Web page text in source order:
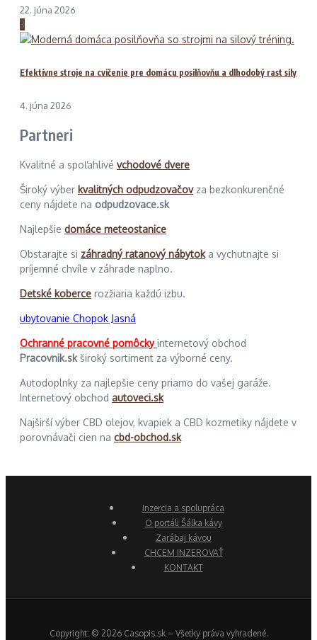
22. júna 2026
3
Efektívne stroje na cvičenie pre domácu posilňovňu a dlhodobý rast sily
4. júna 2026
Partneri
Kvalitné a spoľahlivé vchodové dvere
Široký výber kvalitných odpudzovačovza bezkonkurenčné
ceny nájdete na odpudzovace.sk
Najlepšie domáce meteostanice
Obstarajte si záhradný ratanový nábytoka vychutnajte si
príjemné chvíle v záhrade naplno.
Detské koberce rozžiaria každú izbu.
ubytovanie Chopok Jasná
Ochranné pracovné pomôckyinternetový obchod
Pracovnik.skširoký sortiment za výborné ceny.
Autodoplnky za najlepšie ceny priamo do vašej garáže.
Internetový obchod autoveci.sk
Najširší výber CBD olejov, kvapiek a CBD kozmetiky nájdete v
porovnávači cien na cbd-obchod.sk
Inzercia a spolupráca
O portáli Šálka kávy
Zarábaj kávou
CHCEM INZEROVAŤ
KONTAKT
Copyright: © 2026 Casopis.sk – Všetky práva vyhradené.